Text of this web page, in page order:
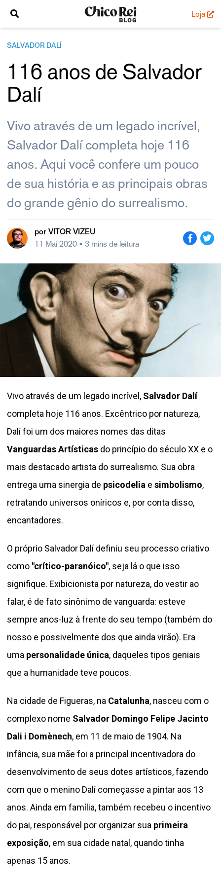
Loja
SALVADOR DALÍ
116 anos de Salvador
Dalí
Vivo através de um legado incrível,
Salvador Dalí completa hoje 116
anos. Aqui você confere um pouco
de sua história e as principais obras
do grande gênio do surrealismo.
por VITOR VIZEU
11 Mai 2020 • 3 mins de leitura
Vivo através de um legado incrível, Salvador Dalí
completa hoje 116 anos. Excêntrico por natureza,
Dalí foi um dos maiores nomes das ditas
Vanguardas Artísticas do princípio do século XX e o
mais destacado artista do surrealismo. Sua obra
entrega uma sinergia de psicodelia e simbolismo,
retratando universos oníricos e, por conta disso,
encantadores.
O próprio Salvador Dalí definiu seu processo criativo
como "crítico-paranóico", seja lá o que isso
signifique. Exibicionista por natureza, do vestir ao
falar, é de fato sinônimo de vanguarda: esteve
sempre anos-luz à frente do seu tempo (também do
nosso e possivelmente dos que ainda virão). Era
uma personalidade única, daqueles tipos geniais
que a humanidade teve poucos.
Na cidade de Figueras, na Catalunha, nasceu com o
complexo nome Salvador Domingo Felipe Jacinto
Dali i Domènech, em 11 de maio de 1904. Na
infância, sua mãe foi a principal incentivadora do
desenvolvimento de seus dotes artísticos, fazendo
com que o menino Dalí começasse a pintar aos 13
anos. Ainda em família, também recebeu o incentivo
do pai, responsável por organizar sua primeira
exposição, em sua cidade natal, quando tinha
apenas 15 anos.